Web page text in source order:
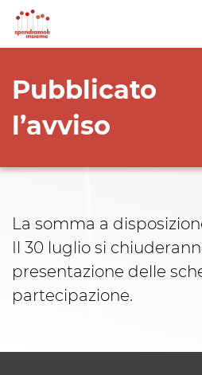
Pubblicato
l’avviso
La somma a
Il 30 luglio si
presentazione delle
partecipazione.